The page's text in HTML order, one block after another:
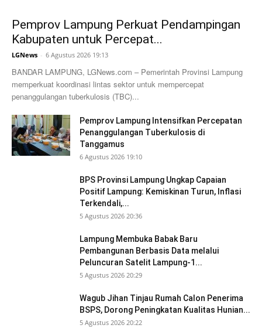
Pemprov Lampung Perkuat Pendampingan
Kabupaten untuk Percepat...
LGNews - 6 Agustus 2026 19:13
BANDAR LAMPUNG, LGNews.com – Pemerintah Provinsi Lampung
memperkuat koordinasi lintas sektor untuk mempercepat
penanggulangan tuberkulosis (TBC)...
Pemprov Lampung Intensifkan Percepatan
Penanggulangan Tuberkulosis di
Tanggamus
6 Agustus 2026 19:10
BPS Provinsi Lampung Ungkap Capaian
Positif Lampung: Kemiskinan Turun, Inflasi
Terkendali,...
5 Agustus 2026 20:36
Lampung Membuka Babak Baru
Pembangunan Berbasis Data melalui
Peluncuran Satelit Lampung-1...
5 Agustus 2026 20:29
Wagub Jihan Tinjau Rumah Calon Penerima
BSPS, Dorong Peningkatan Kualitas Hunian...
5 Agustus 2026 20:22